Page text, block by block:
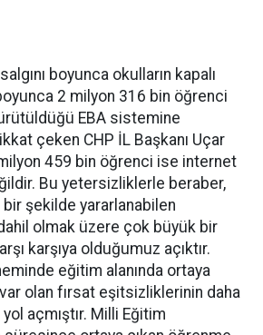
boyunca okulların kapalı
2 milyon 316 bin öğrenci
EBA sistemine
çeken CHP İL Başkanı Uçar
milyon 459 bin öğrenci ise internet
Bu yetersizliklerle beraber,
şekilde yararlanabilen
olmak üzere çok büyük bir
karşıya olduğumuz açıktır.
eğitim alanında ortaya
olan fırsat eşitsizliklerinin daha
açmıştır. Milli Eğitim